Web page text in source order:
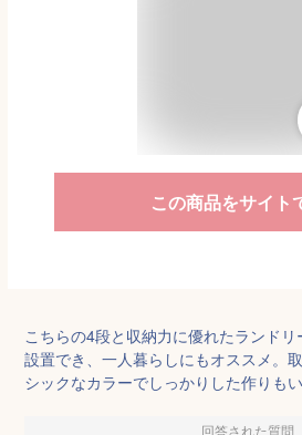
この商品をサイト
こちらの4段と収納力に優れたランド
設置でき、一人暮らしにもオススメ。
シックなカラーでしっかりした作りも
回答された質問